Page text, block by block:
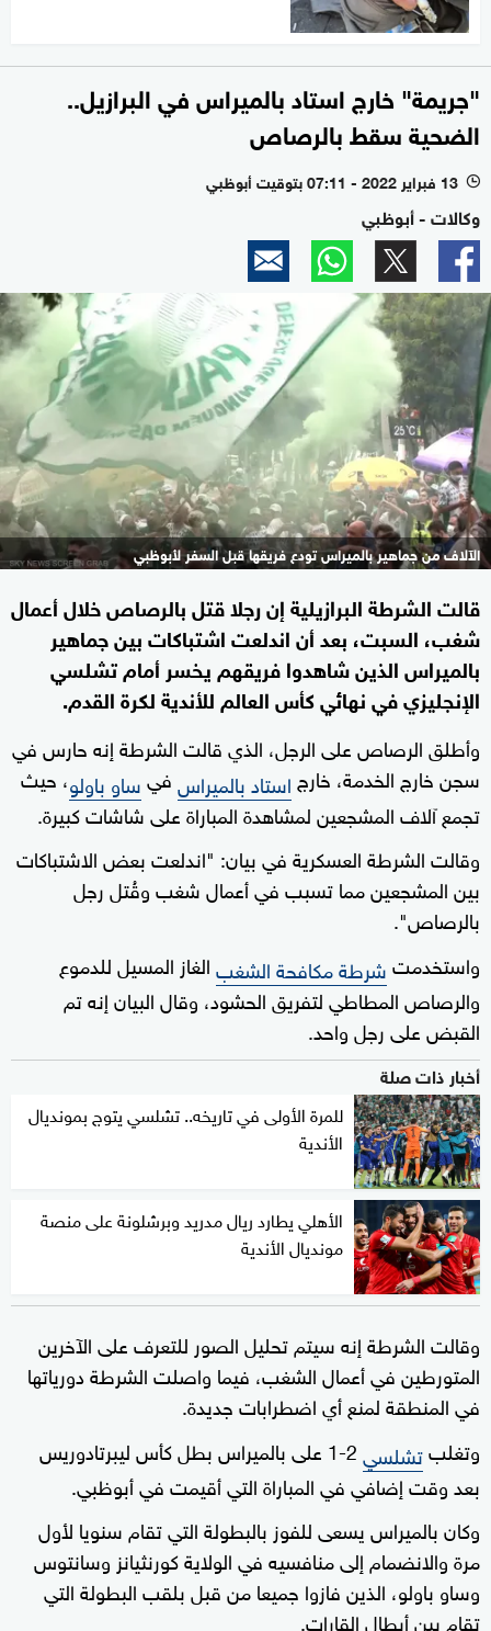
"جريمة" خارج استاد بالميراس في البرازيل..
الضحية سقط بالرصاص
l 13 فبراير 2022 - 07:11 بتوقيت أبوظبي
وكالات - أبوظبي
الآلاف من جماهير بالميراس تودع فريقها قبل السفر لأبوظبي
قالت الشرطة البرازيلية إن رجلا قتل بالرصاص خلال أعمال
شغب، السبت، بعد أن اندلعت اشتباكات بين جماهير
بالميراس الذين شاهدوا فريقهم يخسر أمام تشلسي
الإنجليزي في نهائي كأس العالم للأندية لكرة القدم.
وأطلق الرصاص على الرجل، الذي قالت الشرطة إنه حارس في
سجن خارج الخدمة، خارجاستاد بالميراسفيساو باولو، حيث
تجمع آلاف المشجعين لمشاهدة المباراة على شاشات كبيرة.
وقالت الشرطة العسكرية في بيان: "اندلعت بعض الاشتباكات
بين المشجعين مما تسبب في أعمال شغب وقُتل رجل
بالرصاص".
واستخدمتشرطة مكافحة الشغبالغاز المسيل للدموع
والرصاص المطاطي لتفريق الحشود، وقال البيان إنه تم
القبض على رجل واحد.
أخبار ذات صلة
للمرة الأولى في تاريخه.. تشلسي يتوج بمونديال
الأندية
الأهلي يطارد ريال مدريد وبرشلونة على منصة
مونديال الأندية
وقالت الشرطة إنه سيتم تحليل الصور للتعرف على الآخرين
المتورطين في أعمال الشغب، فيما واصلت الشرطة دورياتها
في المنطقة لمنع أي اضطرابات جديدة.
وتغلبتشلسي
2-1 على بالميراس بطل كأس ليبرتادوريس
بعد وقت إضافي في المباراة التي أقيمت في أبوظبي.
وكان بالميراس يسعى للفوز بالبطولة التي تقام سنويا لأول
مرة والانضمام إلى منافسيه في الولاية كورنثيانز وسانتوس
وساو باولو، الذين فازوا جميعا من قبل بلقب البطولة التي
تقام بين أبطال القارات.